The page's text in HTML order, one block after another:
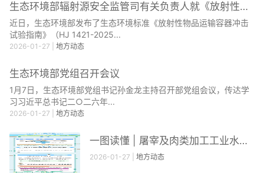
生态环境部辐射源安全监管司有关负责人就《放射性物品...
近日，生态环境部发布了生态环境标准《放射性物品运输容器冲击
试验指南》（HJ 1421-2025...
2026-01-27 地方动态
生态环境部党组召开会议
1月7日，生态环境部党组书记孙金龙主持召开部党组会议，传达学
习习近平总书记二○二六年...
2026-01-27 地方动态
一图读懂 | 屠宰及肉类加工工业水污染物排放标准
2026-01-27 地方动态